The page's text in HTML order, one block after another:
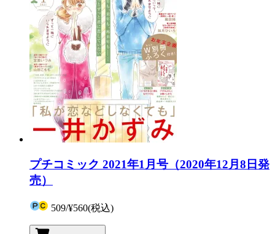
プチコミック 2021年1月号（2020年12月8日発
売）
509/¥560(税込)